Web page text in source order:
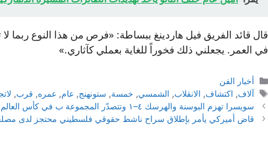
قال قائد الفريق فيل هاردينغ ببساطة: «فرص من هذا النوع ربما لا
في العمر. يجعلني ذلك فخوراً للغاية بعملي كآثاري.»
التصنيفات
أخبار الفن
الوسوم
آلاف, اكتشاف, الانقلاب, الشمسي, خمسة, ستونهنج, عام, عمره, قرب,
سويسرا تهزم البوسنة والهرسك ٤–١ وتتصدّر المجموعة ب في كأس العالم ٢٠٢٦
قاضٍ أميركي يأمر بإطلاق سراح ناشط حقوقي فلسطيني محتجز لدى مصلحة